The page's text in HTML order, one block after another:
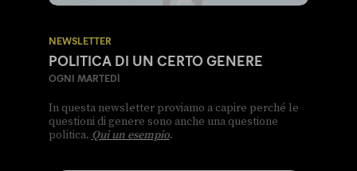
NEWSLETTER
POLITICA DI UN CERTO GENERE
OGNI MARTEDÌ
In questa newsletter proviamo a capire perché le
questioni di genere sono anche una questione
politica. Qui un esempio.